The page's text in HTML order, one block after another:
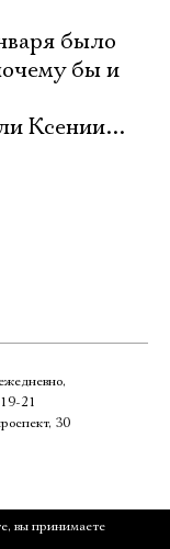
было
бы и
Ксении...
30
вы принимаете